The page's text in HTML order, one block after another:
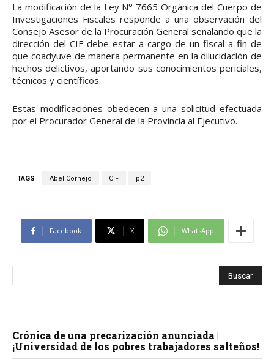
La modificación de la Ley N° 7665 Orgánica del Cuerpo de
Investigaciones Fiscales responde a una observación del
Consejo Asesor de la Procuración General señalando que la
dirección del CIF debe estar a cargo de un fiscal a fin de
que coadyuve de manera permanente en la dilucidación de
hechos delictivos, aportando sus conocimientos periciales,
técnicos y científicos.
Estas modificaciones obedecen a una solicitud efectuada
por el Procurador General de la Provincia al Ejecutivo.
TAGS Abel Cornejo CIF p2
Facebook X WhatsApp
Crónica de una precarización anunciada |
¡Universidad de los pobres trabajadores salteños!